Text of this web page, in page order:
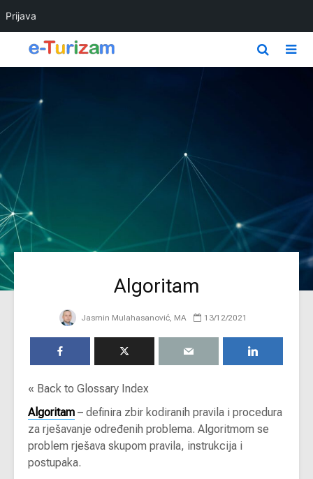
Prijava
Algoritam
Jasmin Mulahasanović, MA 13/12/2021
« Back to Glossary Index
Algoritam – definira zbir kodiranih pravila i procedura
za rješavanje određenih problema. Algoritmom se
problem rješava skupom pravila, instrukcija i
postupaka.